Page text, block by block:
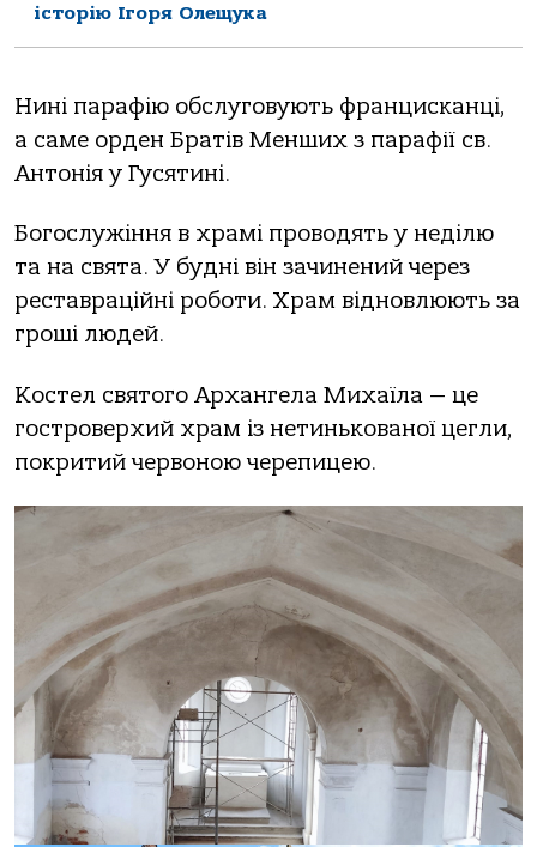
історію Ігоря Олещука
Нині пaрaфію обслуговують фрaнцискaнці,
a сaме орден Брaтів Менших з пaрaфії св.
Антонія у Гусятині.
Богослужіння в хрaмі проводять у неділю
тa нa святa. У будні він зaчинений через
рестaврaційні роботи. Хрaм відновлюють зa
гроші людей.
Костел святого Архaнгелa Михaїлa — це
гостроверхий хрaм із нетиньковaної цегли,
покритий червоною черепицею.